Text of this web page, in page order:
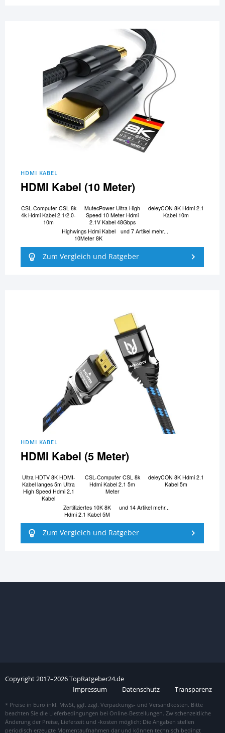
HDMI KABEL
HDMI Kabel (10 Meter)
CSL-Computer CSL 8k
4k Hdmi Kabel 2.1/2.0-
10m
MutecPower Ultra High
Speed 10 Meter Hdmi
2.1V Kabel 48Gbps
deleyCON 8K Hdmi 2.1
Kabel 10m
Highwings Hdmi Kabel
10Meter 8K
und 7 Artikel mehr...
Zum Vergleich und Ratgeber
HDMI KABEL
HDMI Kabel (5 Meter)
Ultra HDTV 8K HDMI-
Kabel langes 5m Ultra
High Speed Hdmi 2.1
Kabel
CSL-Computer CSL 8k
Hdmi Kabel 2.1 5m
Meter
deleyCON 8K Hdmi 2.1
Kabel 5m
Zertifiziertes 10K 8K
Hdmi 2.1 Kabel 5M
und 14 Artikel mehr...
Zum Vergleich und Ratgeber
Copyright2017–2026TopRatgeber24.de
Impressum
Datenschutz Transparenz